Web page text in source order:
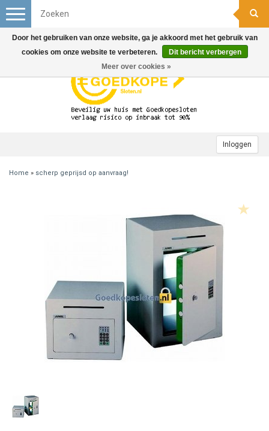
Inloggen
Toggle
navigation
Home » scherp geprijsd op aanvraag!
Door het gebruiken van onze website, ga je akkoord met het gebruik van
cookies om onze website te verbeteren.
Dit bericht verbergen
Meer over cookies »